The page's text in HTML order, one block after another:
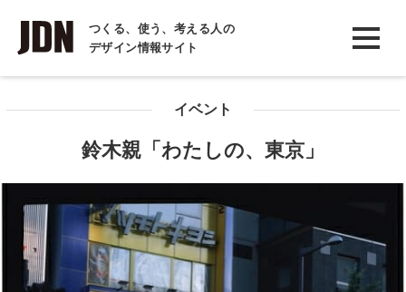
つくる、使う、考える人の
デザイン情報サイト
INTERVIEW
インタビュー
イベント
鈴木親「わたしの、東京」